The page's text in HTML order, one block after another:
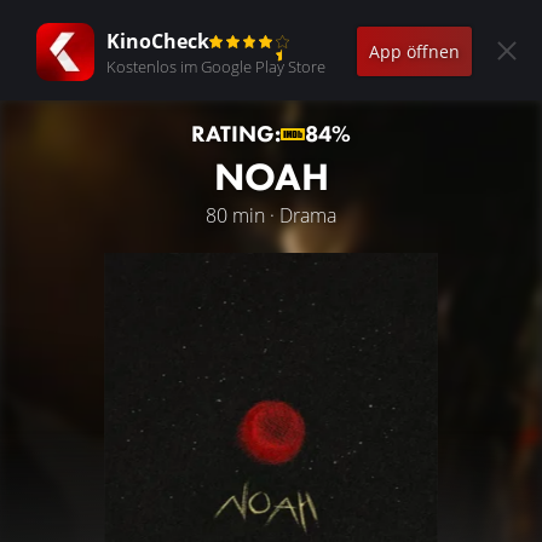
KinoCheck
Kostenlos im Google Play Store
App öffnen
RATING: 84%
NOAH
80 min · Drama